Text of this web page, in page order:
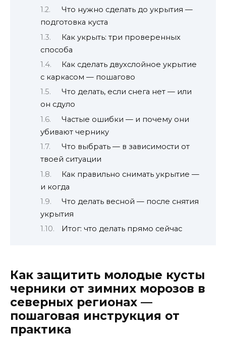
Что нужно сделать до укрытия —
подготовка куста
Как укрыть: три проверенных
способа
Как сделать двухслойное укрытие
с каркасом — пошагово
Что делать, если снега нет — или
он сдуло
Частые ошибки — и почему они
убивают чернику
Что выбрать — в зависимости от
твоей ситуации
Как правильно снимать укрытие —
и когда
Что делать весной — после снятия
укрытия
Итог: что делать прямо сейчас
Как защитить молодые кусты
черники от зимних морозов в
северных регионах —
пошаговая инструкция от
практика